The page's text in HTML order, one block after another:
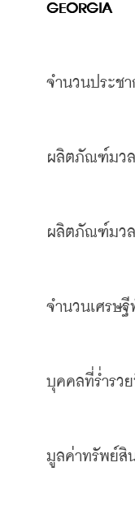
GEORGIA
จำนวนประชา
ผลิตภัณฑ์มวล
ผลิตภัณฑ์มวล
จำนวนเศรษ
บุคคลที่ร่ำรว
มูลค่าทรัพย์สิ